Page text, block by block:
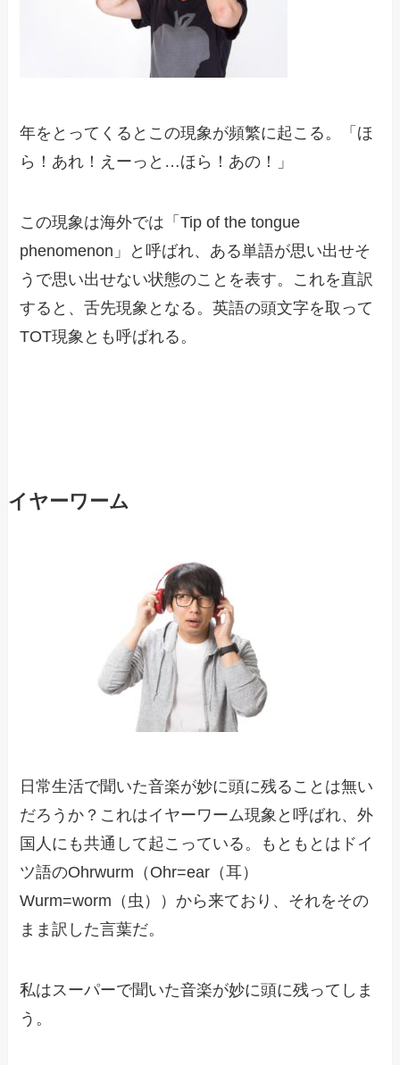
年をとってくるとこの現象が頻繁に起こる。「ほ
ら！あれ！えーっと…ほら！あの！」
この現象は海外では「Tip of the tongue
phenomenon」と呼ばれ、ある単語が思い出せそ
うで思い出せない状態のことを表す。これを直訳
すると、舌先現象となる。英語の頭文字を取って
TOT現象とも呼ばれる。
イヤーワーム
日常生活で聞いた音楽が妙に頭に残ることは無い
だろうか？これはイヤーワーム現象と呼ばれ、外
国人にも共通して起こっている。もともとはドイ
ツ語のOhrwurm（Ohr=ear（耳）
Wurm=worm（虫））から来ており、それをその
まま訳した言葉だ。
私はスーパーで聞いた音楽が妙に頭に残ってしま
う。